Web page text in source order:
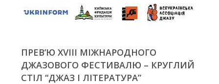
ПРЕВ’Ю XVIII МІЖНАРОДНОГО
ДЖАЗОВОГО ФЕСТИВАЛЮ – КРУГЛИЙ
СТІЛ “ДЖАЗ І ЛІТЕРАТУРА”